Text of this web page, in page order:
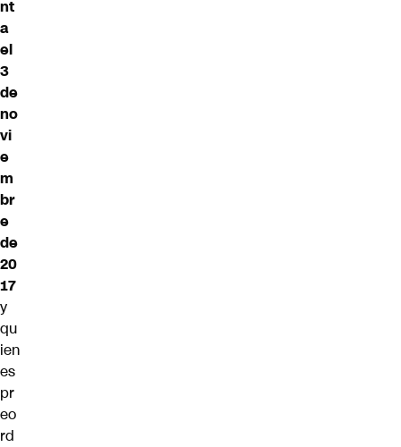
nt
a
el
3
de
no
vi
e
m
br
e
de
20
17
y
qu
ien
es
pr
eo
rd